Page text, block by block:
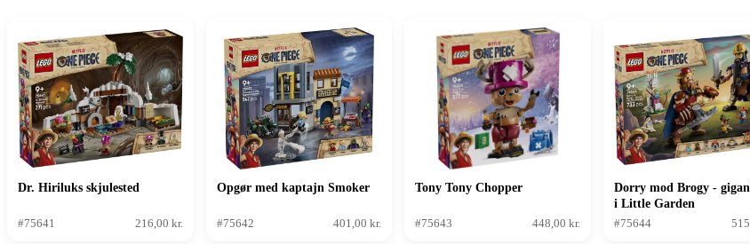
Dr. Hiriluks skjulested
#75641 216,00 kr.
Opgør med kaptajn Smoker
#75642 401,00 kr.
Tony Tony Chopper
#75643 448,00 kr.
Dorry mod Brogy -
i Little Garden
#75644